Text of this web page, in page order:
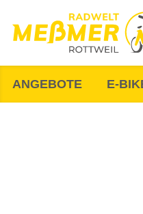
ANGEBOTE E-